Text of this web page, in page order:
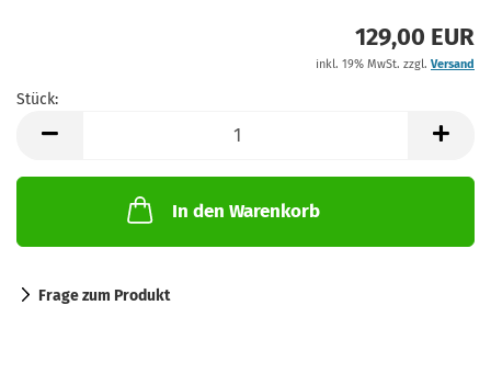
129,00 EUR
inkl. 19% MwSt. zzgl. Versand
Stück:
In den Warenkorb
Frage zum Produkt